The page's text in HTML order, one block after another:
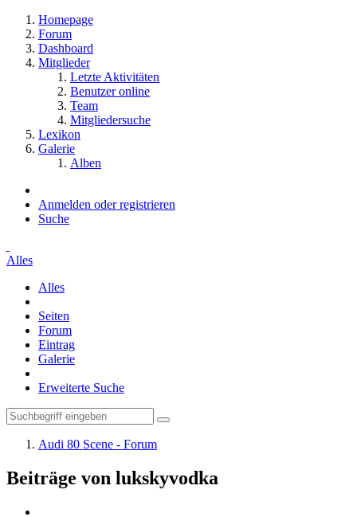
Homepage
Forum
Dashboard
Mitglieder
Letzte Aktivitäten
Benutzer online
Team
Mitgliedersuche
Lexikon
Galerie
Alben
Anmelden oder registrieren
Suche
Alles
Alles
Seiten
Forum
Eintrag
Galerie
Erweiterte Suche
Audi 80 Scene - Forum
Beiträge von lukskyvodka